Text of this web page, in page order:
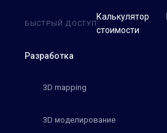
Разработка
3D mapping
3D моделирование
БЫСТРЫЙ ДОСТУП
Калькулятор
стоимости